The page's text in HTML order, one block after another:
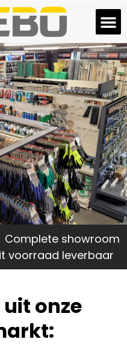
Complete showroom
voorraad leverbaar
uit onze